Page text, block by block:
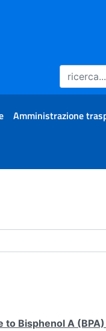
Amministrazione
Bisphenol A